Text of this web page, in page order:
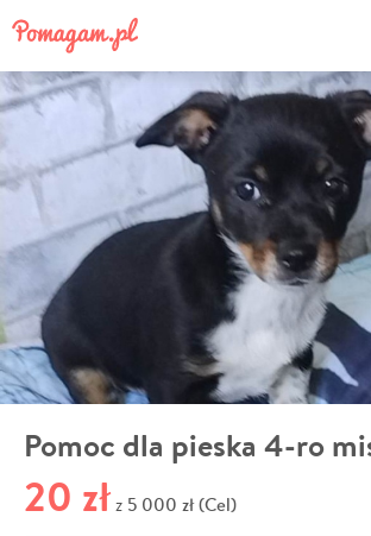
Pomoc dla pieska 4-ro
20 zł z 5 000 zł (Cel)